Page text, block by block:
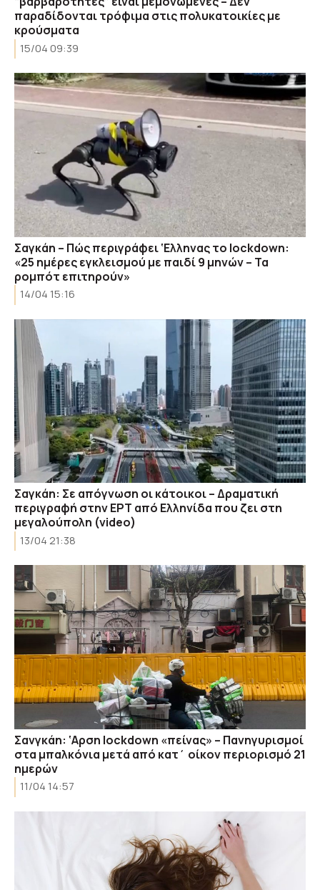
παραδίδονται τρόφιμα στις πολυκατοικίες με
κρούσματα
15/04 09:39
Σαγκάη – Πώς περιγράφει ‘Ελληνας το lockdown:
«25 ημέρες εγκλεισμού με παιδί 9 μηνών – Τα
ρομπότ επιτηρούν»
14/04 15:16
Σαγκάη: Σε απόγνωση οι κάτοικοι – Δραματική
περιγραφή στην ΕΡΤ από Ελληνίδα που ζει στη
μεγαλούπολη (video)
13/04 21:38
Σανγκάη: ‘Αρση lockdown «πείνας» – Πανηγυρισμοί
στα μπαλκόνια μετά από κατ΄ οίκον περιορισμό 21
ημερών
11/04 14:57